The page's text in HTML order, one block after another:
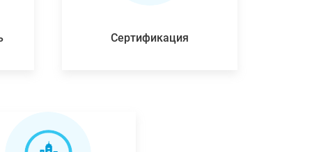
Сертификация